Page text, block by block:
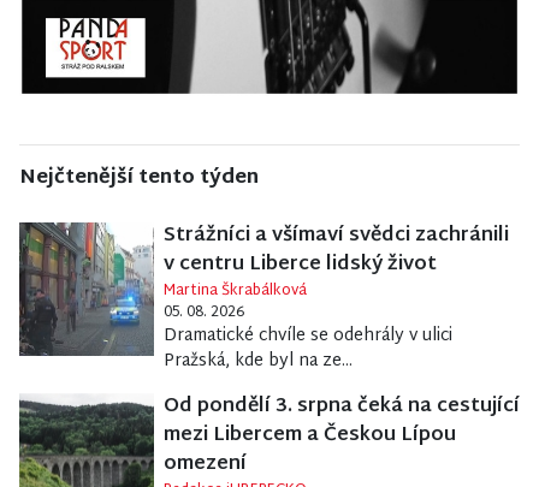
Nejčtenější tento týden
Strážníci a všímaví svědci zachránili
v centru Liberce lidský život
Martina Škrabálková
05. 08. 2026
Dramatické chvíle se odehrály v ulici
Pražská, kde byl na ze...
Od pondělí 3. srpna čeká na cestující
mezi Libercem a Českou Lípou
omezení